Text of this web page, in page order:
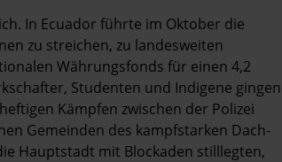
In Ecuador führte im Oktober die
zu streichen, zu landesweiten
Währungsfonds für einen 4,2
Studenten und Indigene gingen
Kämpfen zwischen der Polizei
Gemeinden des kampfstarken Dach­
Hauptstadt mit Blockaden stilllegten,